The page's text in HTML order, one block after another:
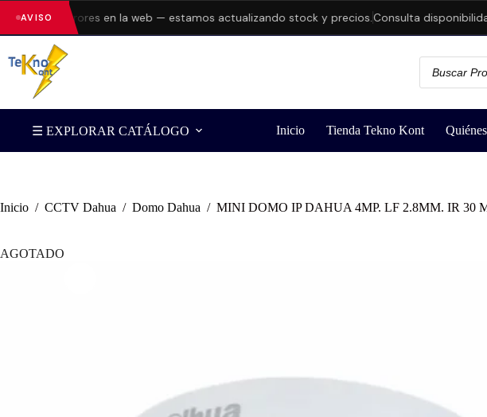
AVISOerrores en la web — estamos actualizando stock y precios.Consulta disponibilidad
☰ EXPLORAR CATÁLOGO Inicio Tienda Tekno Kont
Inicio / CCTV Dahua / Domo Dahua / MINI DOMO IP DAHUA 4MP. LF 2.8MM. IR 30
AGOTADO